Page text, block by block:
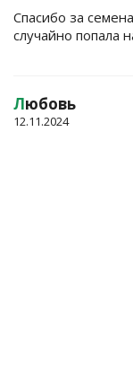
Спасибо за
случайно попала
Любовь
12.11.2024